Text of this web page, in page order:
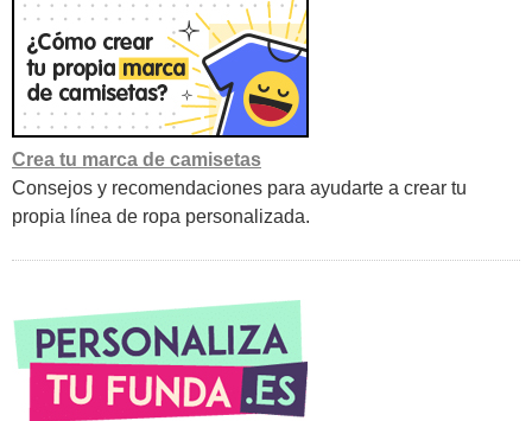
Crea tu marca de camisetas
Consejos y recomendaciones para ayudarte a crear tu
propia línea de ropa personalizada.